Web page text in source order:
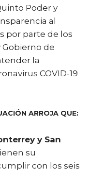
Poder y
al
por parte de los
de
la
COVID-19
ARROJA QUE:
y San
su
con los seis